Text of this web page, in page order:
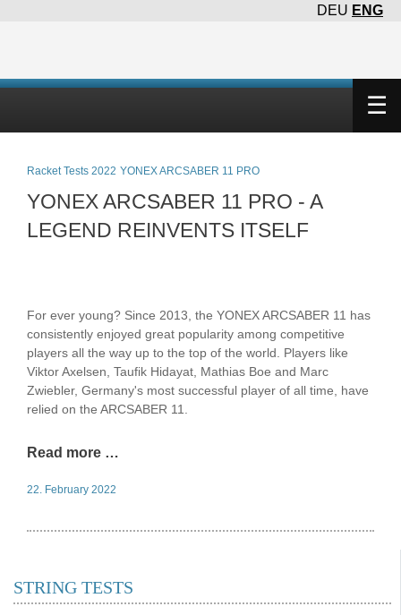
DEU ENG
☰
Racket Tests 2022 YONEX ARCSABER 11 PRO
YONEX ARCSABER 11 PRO - A
LEGEND REINVENTS ITSELF
For ever young? Since 2013, the YONEX ARCSABER 11 has
consistently enjoyed great popularity among competitive
players all the way up to the top of the world. Players like
Viktor Axelsen, Taufik Hidayat, Mathias Boe and Marc
Zwiebler, Germany's most successful player of all time, have
relied on the ARCSABER 11.
Read more …
22. February 2022
STRING TESTS